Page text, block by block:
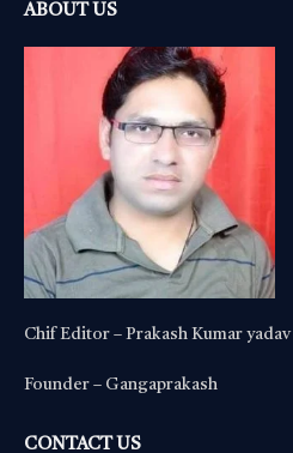
ABOUT US
Chif Editor – Prakash Kumar yadav
Founder – Gangaprakash
CONTACT US